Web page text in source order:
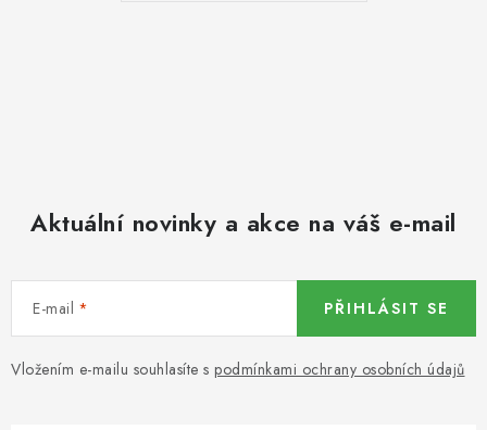
DÁRKOVÉ POUKAZY
OŘECHY NATURAL / MANDLE
Aktuální novinky a akce na váš e-mail
E-mail
Vložením e-mailu souhlasíte s podmínkami ochrany osobních údajů
PŘIHLÁSIT SE